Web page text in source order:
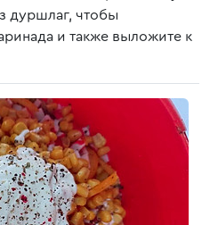
дуршлаг, чтобы
и также выложите к